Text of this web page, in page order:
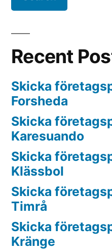
Recent
Skicka
Forsheda
Skicka
Karesuando
Skicka
Klässbol
Skicka
Timrå
Skicka
Kränge